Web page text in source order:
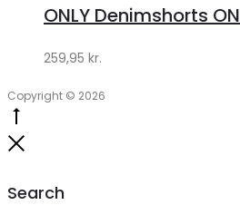
Klædeskabet.dk
ONLY Denimshorts
259,95 kr.
Copyright © 2026
Search